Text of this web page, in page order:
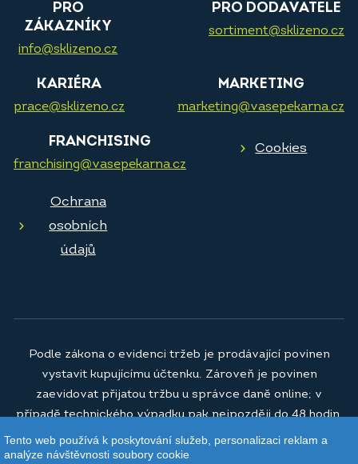
PRO
ZÁKAZNÍKY
info@sklizeno.cz
PRO DODAVATELE
sortiment@sklizeno.cz
KARIÉRA
prace@sklizeno.cz
MARKETING
marketing@vasepekarna.cz
FRANCHISING
franchising@vasepekarna.cz
Cookies
Ochrana
osobních
údajů
© 2026Vaše pekárna a.s.
Podle zákona o evidenci tržeb je prodávající povinen
vystavit kupujícímu účtenku. Zároveň je povinen
zaevidovat přijatou tržbu u správce daně online; v
případě technického výpadku pak nejpozději do 48 hodin.
Tento web používá k poskytování služeb, personalizaci reklam a
analýze návštěvnosti soubory cookie